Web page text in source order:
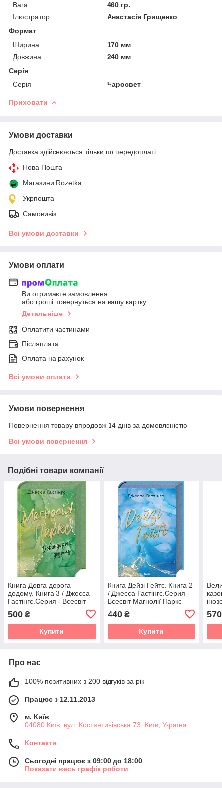
Вага
460 гр.
Ілюстратор
Анастасія Грищенко
Формат
Ширина
170 мм
Довжина
240 мм
Серія
Серія
Чаросвет
Приховати
Умови доставки
Доставка здійснюється тільки по передоплаті.
Нова Пошта
Магазини Rozetka
Укрпошта
Самовивіз
Всі умови доставки
Умови оплати
Ви отримаєте замовлення
або гроші повернуться на вашу картку
Детальніше
Оплатити частинами
Післяплата
Оплата на рахунок
Всі умови оплати
Умови повернення
Повернення товару впродовж 14 днів за домовленістю
Всі умови повернення
Подібні товари компанії
Книга Довга дорога
додому. Книга 3 / Джесса
Гастінгс.Серия - Всесвіт
(українською)
500 ₴
Купити
Книга Дейзі Гейтс. Книга 2
/ Джесса Гастінгс.Серия -
Всесвіт Магнолії Паркс
440₴
Купити
570
Про нас
100% позитивних з 200 відгуків за рік
Працює з 12.11.2013
м. Київ
04080 Київ, вул. Костянтинівська 73, Київ, Україна
Контакти
Сьогодні працює з 09:00 до 18:00
Показати весь графік роботи